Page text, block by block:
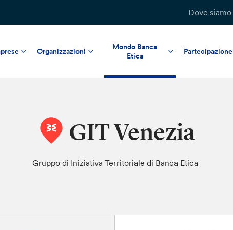
Dove siamo
Organizzazioni
Mondo Banca
Etica
Partecipazione
GIT Venezia
Gruppo di Iniziativa Territoriale di Banca Etica